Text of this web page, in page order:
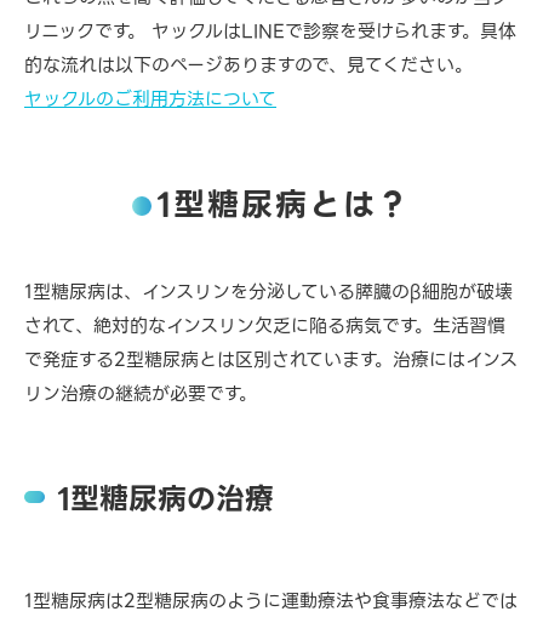
リニックです。 ヤックルはLINEで診察を受けられます。具体
的な流れは以下のページありますので、見てください。
ヤックルのご利用方法について
1型糖尿病とは？
1型糖尿病は、インスリンを分泌している膵臓のβ細胞が破壊
されて、絶対的なインスリン欠乏に陥る病気です。生活習慣
で発症する2型糖尿病とは区別されています。治療にはインス
リン治療の継続が必要です。
1型糖尿病の治療
1型糖尿病は2型糖尿病のように運動療法や食事療法などでは